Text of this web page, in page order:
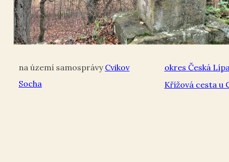
Cvikov okres Česká
Socha
Křížová cesta u